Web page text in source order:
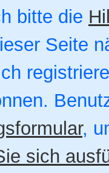
bitte die
Seite
,
sich